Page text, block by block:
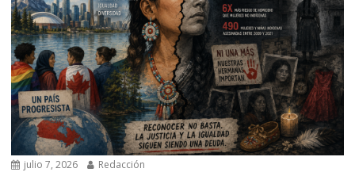
julio 7, 2026 Redacción